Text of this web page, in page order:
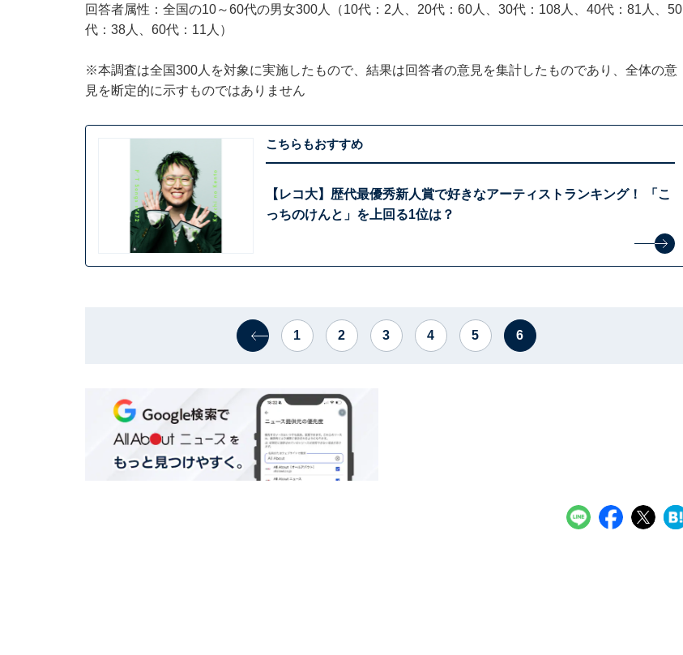
回答者属性：全国の10～60代の男女300人（10代：2人、20代：60人、30代：108人、40代：81人、50
代：38人、60代：11人）
※本調査は全国300人を対象に実施したもので、結果は回答者の意見を集計したものであり、全体の意
見を断定的に示すものではありません
こちらもおすすめ
【レコ大】歴代最優秀新人賞で好きなアーティストランキング！ 「こ
っちのけんと」を上回る1位は？
1 2 3 4 5 6